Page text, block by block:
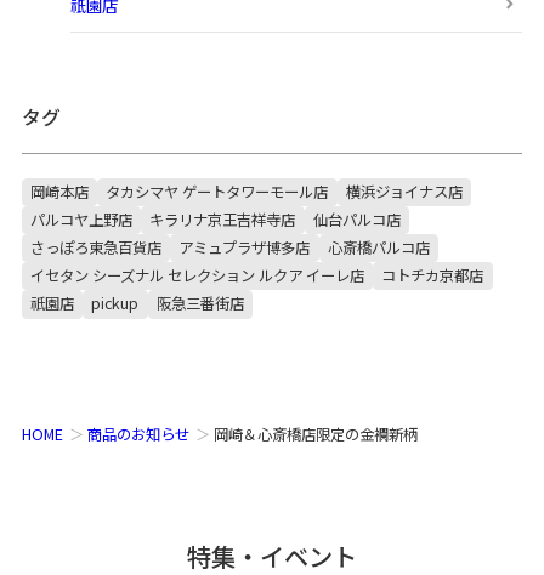
タグ
岡崎本店 タカシマヤ ゲートタワーモール店
横浜ジョイナス店
パルコヤ上野店
キラリナ京王吉祥寺店
仙台パルコ店
さっぽろ東急百貨店
アミュプラザ博多店
心斎橋パルコ店
イセタン シーズナル セレクション ルクア イーレ店
コトチカ京都店
祇園店
pickup 阪急三番街店
HOME 商品のお知らせ 岡崎＆心斎橋店限定の金襴新柄
特集・イベント